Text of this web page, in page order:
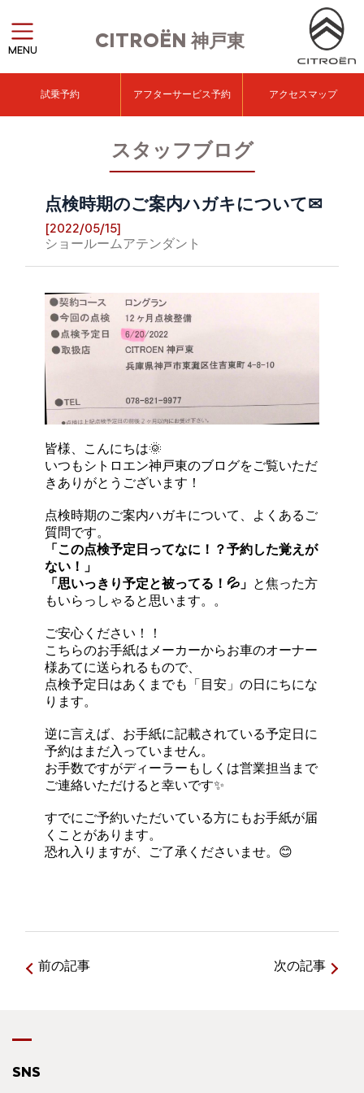
CITROËN神戸東
MENU
試乗予約 アフターサービス予約 アクセスマップ
スタッフブログ
点検時期のご案内ハガキについて✉
[2022/05/15]
ショールームアテンダント
皆様、こんにちは🌞
いつもシトロエン神戸東のブログをご覧いただ
きありがとうございます！
点検時期のご案内ハガキについて、よくあるご
質問です。
「この点検予定日ってなに！？予約した覚えが
ない！」
「思いっきり予定と被ってる！💦」 と焦った方
もいらっしゃると思います。。
ご安心ください！！
こちらのお手紙はメーカーからお車のオーナー
様あてに送られるもので、
点検予定日はあくまでも「目安」の日にちにな
ります。
逆に言えば、お手紙に記載されている予定日に
予約はまだ入っていません。
お手数ですがディーラーもしくは営業担当まで
ご連絡いただけると幸いです✨
すでにご予約いただいている方にもお手紙が届
くことがあります。
恐れ入りますが、ご了承くださいませ。😊
前の記事 次の記事
SNS